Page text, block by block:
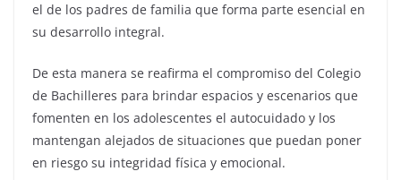
el de los padres de familia que forma parte esencial en
su desarrollo integral.
De esta manera se reafirma el compromiso del Colegio
de Bachilleres para brindar espacios y escenarios que
fomenten en los adolescentes el autocuidado y los
mantengan alejados de situaciones que puedan poner
en riesgo su integridad física y emocional.